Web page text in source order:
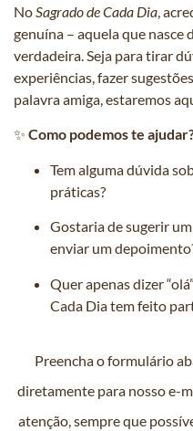
NoSagrado de Cada Dia,
genuína – aquela que nasce
verdadeira. Seja para tirar
experiências, fazer
palavra amiga, estaremos
✨ Como podemos te
Tem alguma dúvida
práticas?
Gostaria de sugerir
enviar um
Quer apenas dizer
Cada Dia tem feito
Preencha o formulário
diretamente para nosso e-
atenção, sempre que